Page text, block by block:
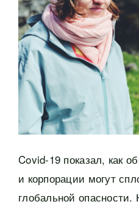
Covid-19 показал, как
и корпорации могут
глобальной